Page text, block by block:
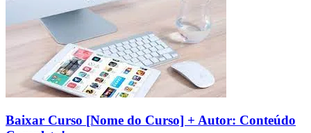
Baixar Curso [Nome do Curso] + Autor: Conteúdo